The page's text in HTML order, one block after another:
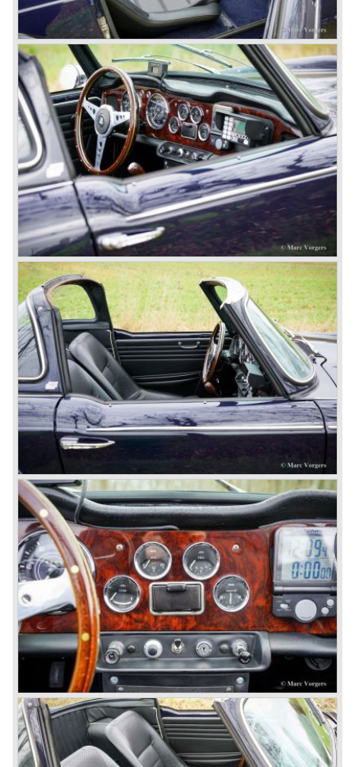
In the early seventies competition got tougher on the
important US market and a safety hype against open cars
was not helping either. This was all in advantage of the
most important TR competitor, the newly introduced
Datsun 240 Z a 6 cylinder, 150 bhp. GT coupe sports car.
Triumph tried to compete by introducing the wedge shaped
Triumph TR 7 in 1975 but regretfully fitted the car with a
105 bhp. four cylinder engine instead of a "hairy" and
powerful six...
1980 saw the introduction of the Triumph TR 8, a TR 7
convertible with the powerful Rover V8 under the bonnet.
Finally the right package but too late; approximately 2.500
were sold before bankruptcy forced Triumph to close the
factory gate.
At present day the make Triumph is a "sleeper". According
to our sources the make is owned by the Rover-Group.
The chance that Triumph will revive again is very slight
because Rover Group is investing all their energy in their
MG sports car brand.
© Marc Vorgers
British Leyland*
1968-75: BRITISH LEYLAND MOTOR CORPORATION,
LTD
1975-78: BRITISH LEYLAND LIMITED
(in the merger of BRITISH MOTOR HOLDINGS with
Austin-Morris and Jaguar interests in 1966)
and LEYLAND MOTOR CORP. LTD.
partly nationalized by the British government in 1975